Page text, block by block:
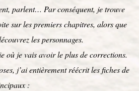
parlent… Par conséquent, je trouve
sur les premiers chapitres, alors que
les personnages.
où je vais avoir le plus de corrections.
j’ai entièrement réécrit les fiches de
: